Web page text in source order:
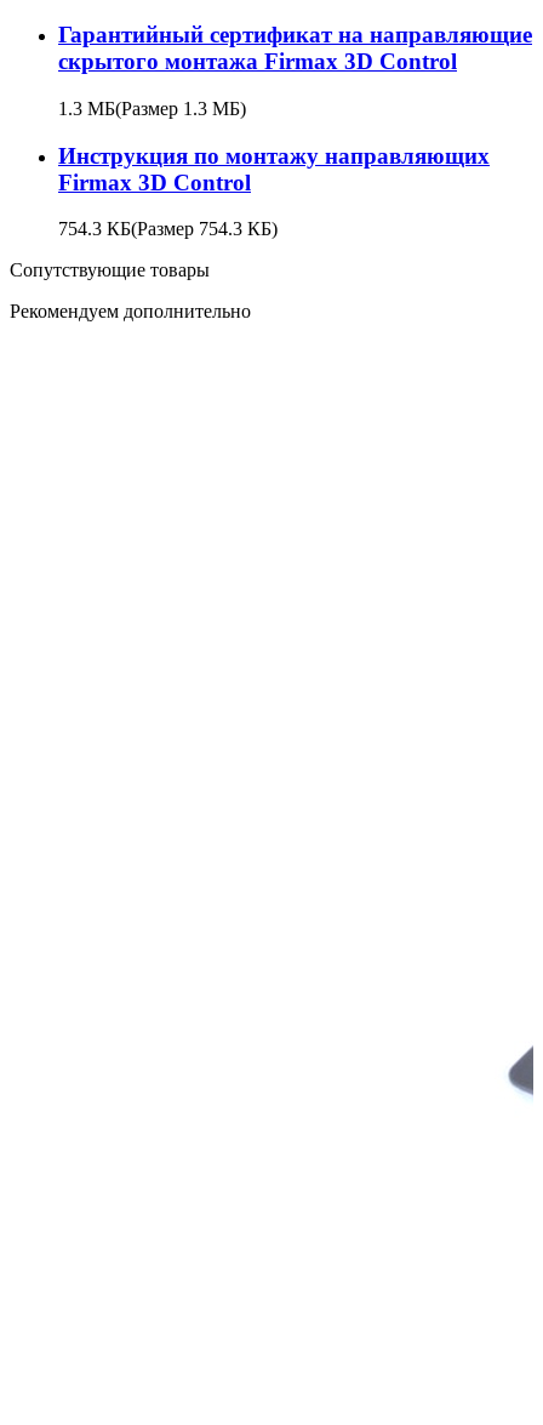
Гарантийный сертификат на направляющие
скрытого монтажа Firmax 3D Control
1.3 МБ(Размер 1.3 МБ)
Инструкция по монтажу направляющих
Firmax 3D Control
754.3 КБ(Размер 754.3 КБ)
Сопутствующие товары
Рекомендуем дополнительно